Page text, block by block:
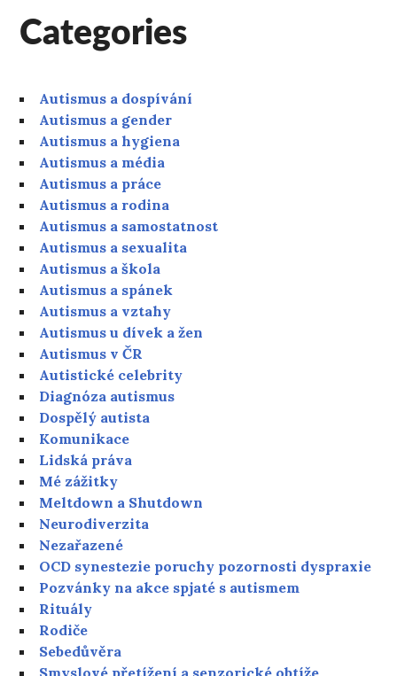
Categories
Autismus a dospívání
Autismus a gender
Autismus a hygiena
Autismus a média
Autismus a práce
Autismus a rodina
Autismus a samostatnost
Autismus a sexualita
Autismus a škola
Autismus a spánek
Autismus a vztahy
Autismus u dívek a žen
Autismus v ČR
Autistické celebrity
Diagnóza autismus
Dospělý autista
Komunikace
Lidská práva
Mé zážitky
Meltdown a Shutdown
Neurodiverzita
Nezařazené
OCD synestezie poruchy pozornosti dyspraxie
Pozvánky na akce spjaté s autismem
Rituály
Rodiče
Sebedůvěra
Smyslové přetížení a senzorické obtíže